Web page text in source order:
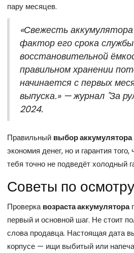
пару месяцев.
«Свежесть
фактор его срока
восстановительной
правильном хранении
начинается с первых
выпуска.» — журнал "За
2024.
Правильный выбор аккумулятора
экономия денег, но и гарантия
тебя точно не подведёт холодный
Советы по
Проверкавозраста аккумулятора
первый и основной шаг. Не стоит
слова продавца. Настоящая дата
корпусе — ищи выбитый или